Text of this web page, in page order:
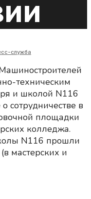
служба
техническим
и школой N116
сотрудничестве в
площадки
колледжа.
N116 прошли
мастерских и